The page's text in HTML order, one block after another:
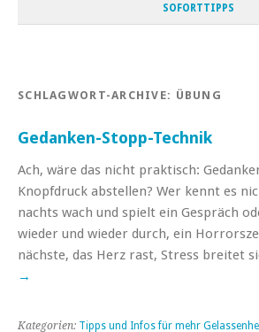
SOFORTTIPPS
SCHLAGWORT-ARCHIVE: ÜBUNG
Gedanken-Stopp-Technik
Ach, wäre das nicht praktisch:
Knopfdruck abstellen? Wer kennt es
nachts wach und spielt ein Gespräch
wieder und wieder durch, ein
nächste, das Herz rast, Stress breitet
→
Kategorien: Tipps und Infos für mehr